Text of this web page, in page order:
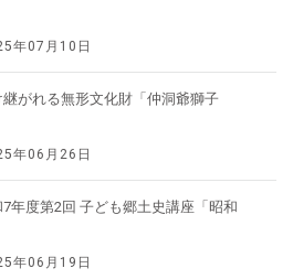
年07月10日
継がれる無形文化財「仲洞爺獅子
年06月26日
7年度第2回 子ども郷土史講座「昭和
年06月19日